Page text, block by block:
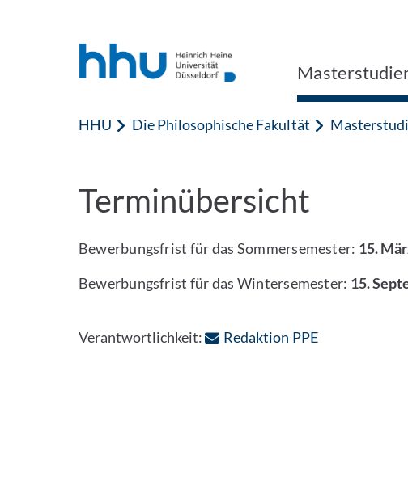
HHU Die Philosophische Fakultät
Terminübersicht
Bewerbungsfrist für das Sommersemester: 15.
Bewerbungsfrist für das Wintersemester: 15.
Verantwortlichkeit: Redaktion PPE: Per E-Mail